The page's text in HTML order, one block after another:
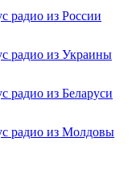
радио из России
радио из Украины
радио из Беларуси
радио из Молдовы